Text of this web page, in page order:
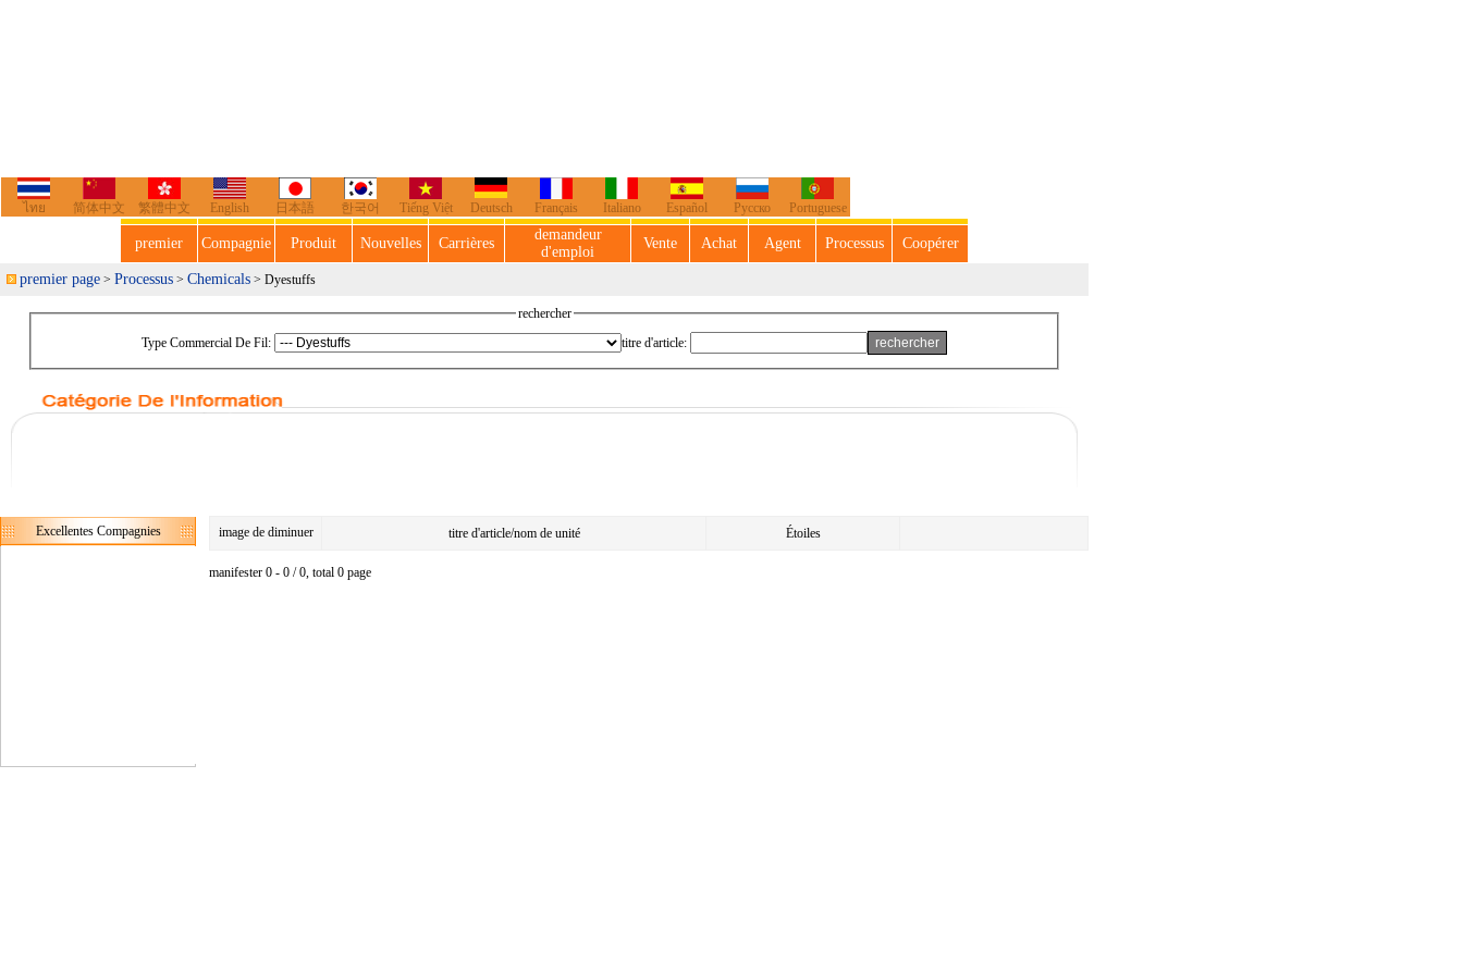
ไทย 简体中文 繁體中文 English 日本語 한국어 Tiếng Việt Deutsch Français Italiano Español Русско Portuguese
premier Compagnie Produit Nouvelles Carrières
demandeur
d'emploi
Vente Achat Agent Processus Coopérer
premier page > Processus > Chemicals > Dyestuffs
rechercher
Type Commercial De Fil:
titre d'article:
Excellentes Compagnies image de diminuer titre d'article/nom de unité Étoiles
manifester 0 - 0 / 0, total 0 page